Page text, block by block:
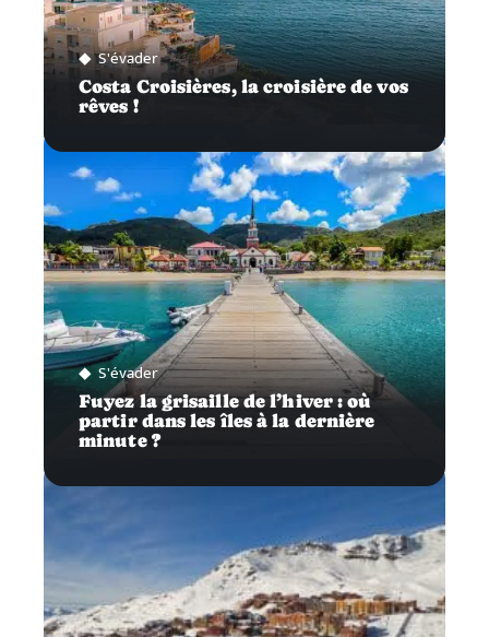
S'évader
Costa Croisières, la croisière de vos
rêves !
S'évader
Fuyez la grisaille de l’hiver : où
partir dans les îles à la dernière
minute ?